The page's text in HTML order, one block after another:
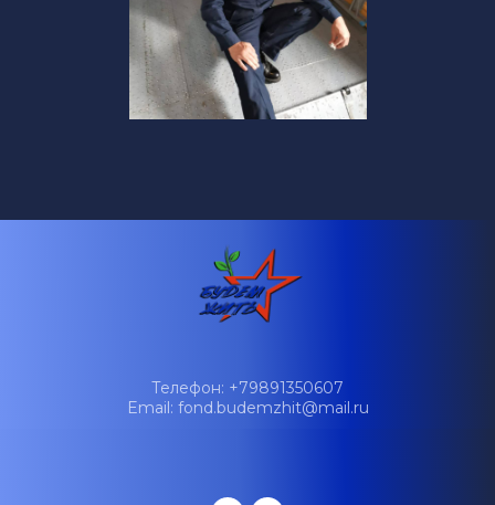
Телефон: +79891350607
Email: fond.budemzhit@mail.ru